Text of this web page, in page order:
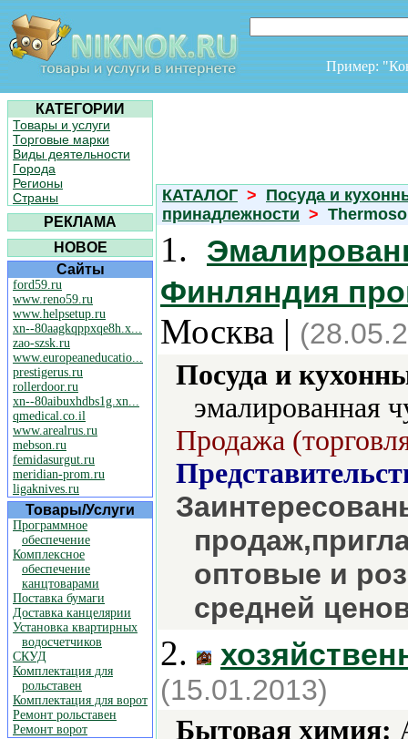
Пример:
КАТЕГОРИИ
Товары и услуги
Торговые марки
Виды деятельности
Города
Регионы
Страны
РЕКЛАМА
НОВОЕ
Сайты
ford59.ru
www.reno59.ru
www.helpsetup.ru
xn--80aagkqppxqe8h.x...
zao-szsk.ru
www.europeaneducatio...
prestigerus.ru
rollerdoor.ru
xn--80aibuxhdbs1g.xn...
qmedical.co.il
www.arealrus.ru
mebson.ru
femidasurgut.ru
meridian-prom.ru
ligaknives.ru
Товары/Услуги
Программное
обеспечение
Комплексное
обеспечение
канцтоварами
Поставка бумаги
Доставка канцелярии
Установка квартирных
водосчетчиков
СКУД
Комплектация для
рольставен
Комплектация для ворот
Ремонт рольставен
Ремонт ворот
КАТАЛОГ > Посуда и
принадлежности >
1.
Финляндия
Москва |
Посуда и
эмалированная
Продажа
оптовые и
средней
2.
(15.01.2013)
Бытовая химия: